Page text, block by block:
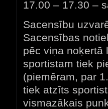
17.00 – 17.30 –
Sacensību
Sacensības
pēc viņa noķertā
sportistam tiek
(piemēram, par
tiek atzīts
vismazākais